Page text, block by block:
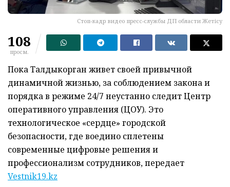
Стоп-кадр видео пресс-службы ДП области Жетісу
108
просм.
Пока Талдыкорган живет своей привычной
динамичной жизнью, за соблюдением закона и
порядка в режиме 24/7 неустанно следит Центр
оперативного управления (ЦОУ). Это
технологическое «сердце» городской
безопасности, где воедино сплетены
современные цифровые решения и
профессионализм сотрудников, передает
Vestnik19.kz